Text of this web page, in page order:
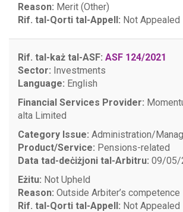
Reason: Merit (Other)
Rif. tal-Qorti tal-Appell: Not Appealed
Rif. tal-każ tal-ASF: ASF 124/2021
Sector: Investments
Language: English
Financial Services Provider:
alta Limited
Category Issue: Administration/
Product/Service: Pensions-related
Data tad-deċiżjoni tal-Arbitru: 09/05/
Eżitu: Not Upheld
Reason: Outside Arbiter’s competence
Rif. tal-Qorti tal-Appell: Not Appealed